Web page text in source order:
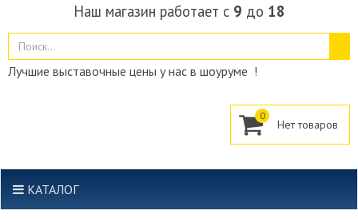
Наш магазин работает с 9 до 18
Лучшие выставочные цены у нас в шоуруме !
0
КАТАЛОГ